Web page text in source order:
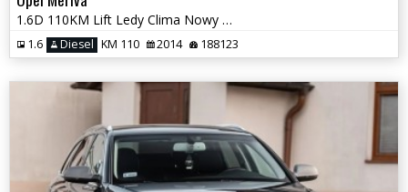
1.6D 110KM Lift Ledy Clima Nowy Rozrzad !! Polecam!!
1.6 Diesel KM 110 2014 188123